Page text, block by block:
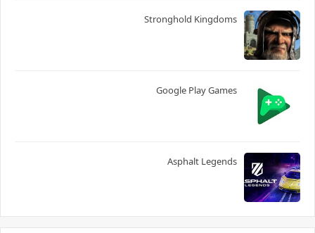
Stronghold Kingdoms
Google Play Games
Asphalt Legends